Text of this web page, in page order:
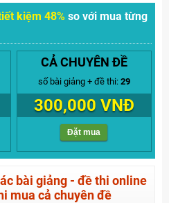
kiệm 48% so với mua từng
CẢ CHUYÊN ĐỀ
số bài giảng + đề thi: 29
300,000 VNĐ
Đặt mua
bài giảng - đề thi online
mua cả chuyên đề